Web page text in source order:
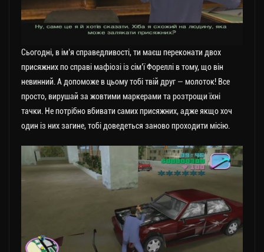
Сьогодні, в ім’я справедливості, ти маєш переконати двох
присяжних по справі мафіозі із сім’ї Фореллі в тому, що він
невинний. А допоможе в цьому тобі твій друг — молоток! Все
просто, вирушай за жовтими маркерами та розтрощи їхні
тачки. Не потрібно вбивати самих присяжних, адже якщо хоч
один із них загине, тобі доведеться заново проходити місію.